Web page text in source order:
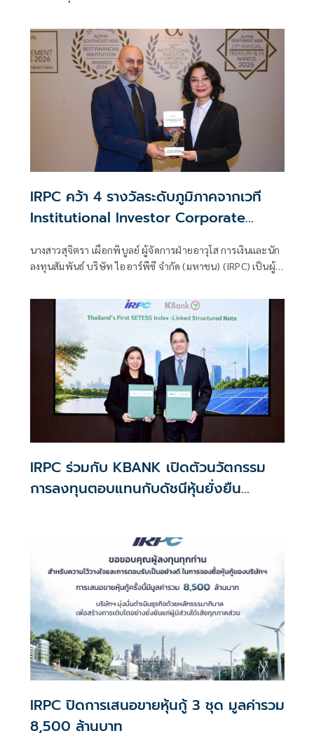
IRPC คว้า 4 รางวัลระดับภูมิภาคจากเวที
Institutional Investor Corporate
Awards 2026 ตอกย้ำความเป็นเลิศด้าน
IR CG และ ESG
นางสาวสุจิตรา เผือกพิบูลย์ ผู้จัดการฝ่ายอาวุโส การเงินและนัก
ลงทุนสัมพันธ์ บริษัท ไออาร์พีซี จำกัด (มหาชน) (IRPC) เป็นผู้
Investor Corporate Awards 2026
IRPC ร่วมกับ KBANK เปิดตัวนวัตกรรม
การลงทุนตอบแทนกับดัชนีหุ้นยั่งยืน
IRPC ปิดการเสนอขายหุ้นกู้ 3 ชุด มูลค่ารวม
8,500 ล้านบาท